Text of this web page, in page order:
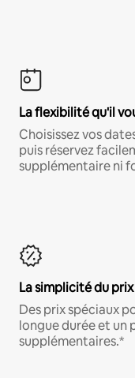
La flexibilité qu'il
Choisissez vos
puis réservez
supplémentaire ni
La simplicité du
Des prix spéciaux
longue durée et un
supplémentaires.*